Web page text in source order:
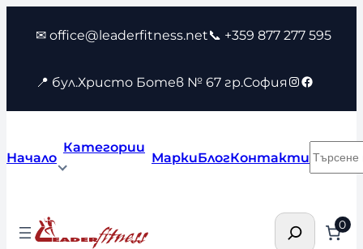
съдържанието
✉ office@leaderfitness.net📞 +359 877 277 595
📍 бул.Христо Ботев № 67 гр.София Instagram
Facebook
Начало
Категории
МаркиБлогКонтакти
Търсене 0